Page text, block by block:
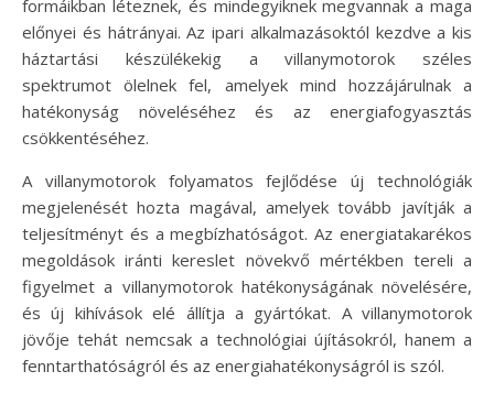
formáikban léteznek, és mindegyiknek megvannak a maga
előnyei és hátrányai. Az ipari alkalmazásoktól kezdve a kis
háztartási készülékekig a villanymotorok széles
spektrumot ölelnek fel, amelyek mind hozzájárulnak a
hatékonyság növeléséhez és az energiafogyasztás
csökkentéséhez.
A villanymotorok folyamatos fejlődése új technológiák
megjelenését hozta magával, amelyek tovább javítják a
teljesítményt és a megbízhatóságot. Az energiatakarékos
megoldások iránti kereslet növekvő mértékben tereli a
figyelmet a villanymotorok hatékonyságának növelésére,
és új kihívások elé állítja a gyártókat. A villanymotorok
jövője tehát nemcsak a technológiai újításokról, hanem a
fenntarthatóságról és az energiahatékonyságról is szól.